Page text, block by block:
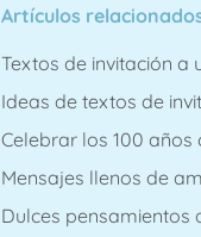
Artículos
Textos de invitación
Ideas de textos de
Celebrar los 100
Mensajes llenos de
Dulces pensamientos